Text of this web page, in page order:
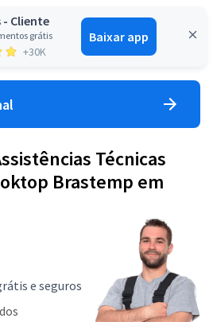
- Cliente
grátis
+30K
Baixar app
Entrar
Técnicas
Brastemp em
e seguros